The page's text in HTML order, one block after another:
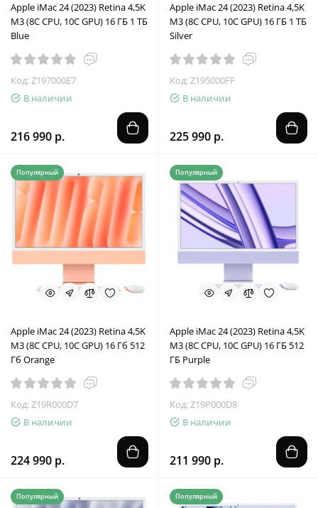
Apple iMac 24 (2023) Retina 4,5K
M3 (8C CPU, 10C GPU) 16 ГБ 1 ТБ
Blue
Код: Z197000E7
В наличии
216 990 р.
Apple iMac 24 (2023) Retina 4,5K
M3 (8C CPU, 10C GPU) 16 ГБ 1 ТБ
Silver
Код: Z195000FF
В наличии
225 990 р.
Популярный
Apple iMac 24 (2023) Retina 4,5K
M3 (8C CPU, 10C GPU) 16 Гб 512
Гб Orange
Код: Z19R000D7
В наличии
224 990 р.
Популярный
Apple iMac 24 (2023) Retina 4,5K
M3 (8C CPU, 10C GPU) 16 ГБ 512
ГБ Purple
Код: Z19P000D8
В наличии
211 990 р.
Популярный Популярный